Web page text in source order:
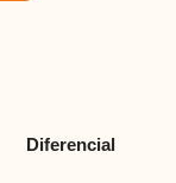
Diferencial